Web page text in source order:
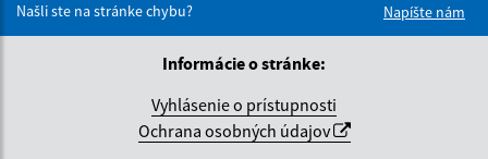
Našli ste na stránke chybu?
Napíšte nám
Informácie o stránke:
Vyhlásenie o prístupnosti
Ochrana osobných údajov